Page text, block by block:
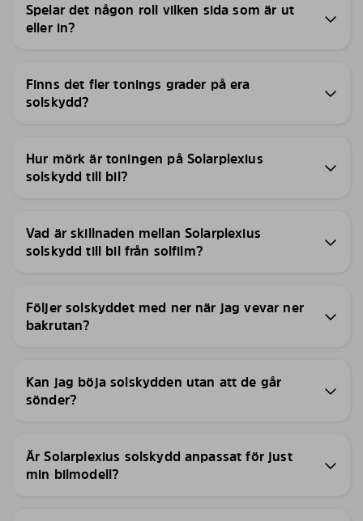
Spelar det någon roll vilken sida som är ut
eller in?
Finns det fler tonings grader på era
solskydd?
Hur mörk är toningen på Solarplexius
solskydd till bil?
Vad är skillnaden mellan Solarplexius
solskydd till bil från solfilm?
Följer solskyddet med ner när jag vevar ner
bakrutan?
Kan jag böja solskydden utan att de går
sönder?
Är Solarplexius solskydd anpassat för just
min bilmodell?